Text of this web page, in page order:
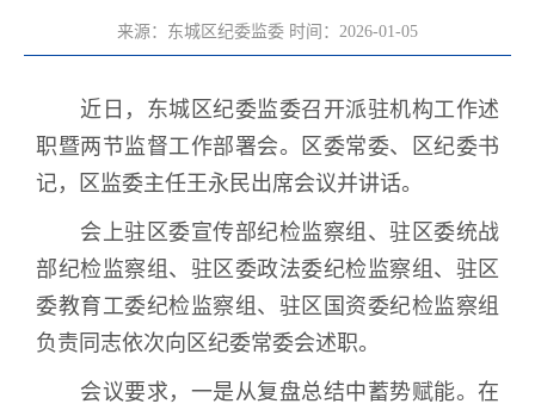
来源：东城区纪委监委 时间：2026-01-05
近日，东城区纪委监委召开派驻机构工作述
职暨两节监督工作部署会。区委常委、区纪委书
记，区监委主任王永民出席会议并讲话。
会上驻区委宣传部纪检监察组、驻区委统战
部纪检监察组、驻区委政法委纪检监察组、驻区
委教育工委纪检监察组、驻区国资委纪检监察组
负责同志依次向区纪委常委会述职。
会议要求，一是从复盘总结中蓄势赋能。在